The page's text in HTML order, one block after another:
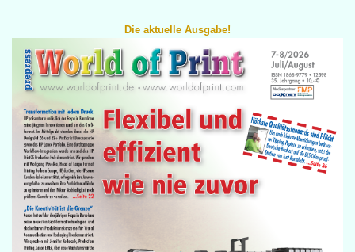
Die aktuelle Ausgabe!